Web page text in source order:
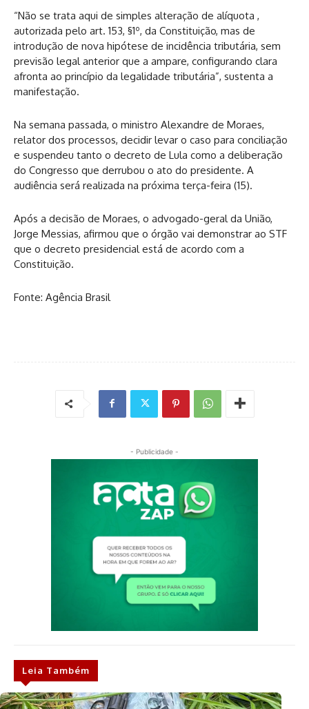
“Não se trata aqui de simples alteração de alíquota ,
autorizada pelo art. 153, §1º, da Constituição, mas de
introdução de nova hipótese de incidência tributária, sem
previsão legal anterior que a ampare, configurando clara
afronta ao princípio da legalidade tributária”, sustenta a
manifestação.
Na semana passada, o ministro Alexandre de Moraes,
relator dos processos, decidir levar o caso para conciliação
e suspendeu tanto o decreto de Lula como a deliberação
do Congresso que derrubou o ato do presidente. A
audiência será realizada na próxima terça-feira (15).
Após a decisão de Moraes, o advogado-geral da União,
Jorge Messias, afirmou que o órgão vai demonstrar ao STF
que o decreto presidencial está de acordo com a
Constituição.
Fonte: Agência Brasil
- Publicidade -
Leia Também